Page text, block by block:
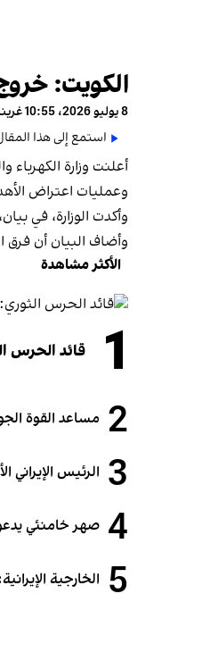
الكويت:
8 يوليو 2026، 10:55 غرينتش+1
استمع إلى هذا
أعلنت وزارة
وعمليات اعتراض
وأكدت الوزارة، في
وأضاف البيان أن فرق
الأكثر مشاهدة
1 قائد الحرس
2 مساعد القوة الجوية الإيرانية: مصير 3
3 الرئيس
4 صهر خامنئي يدعو
5 الخارجية